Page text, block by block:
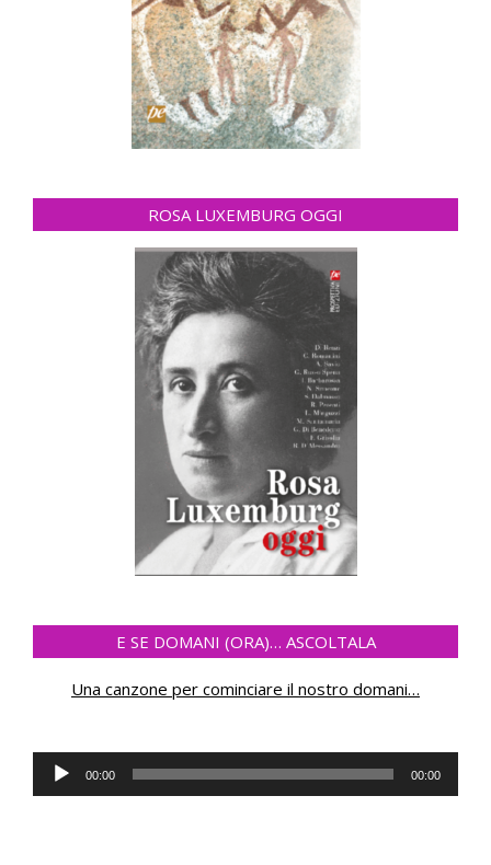
ROSA LUXEMBURG OGGI
E SE DOMANI (ORA)… ASCOLTALA
Una canzone per cominciare il nostro domani…
Audio
Player
00:00 00:00